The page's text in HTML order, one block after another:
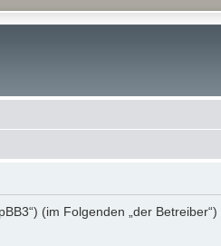
(im Folgenden „der